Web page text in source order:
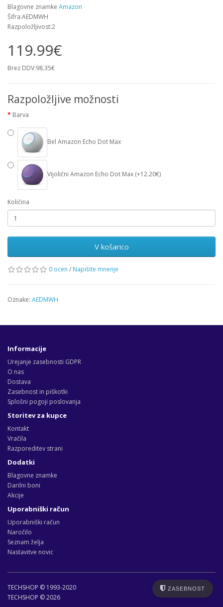
Blagovne znamke Amazon
Šifra:AEDMWH
Razpoložljivost:2
119.99€
Brez DDV:98.35€
Razpoložljive možnosti
Barva
Bel Amazon Echo Dot Max
Vijolični Amazon Echo Dot Max (+12.20€)
Količina
V košarico
0 ocen / Napišite mnenje
Oznake: AEDMWH
Informacije
Urejanje zasebnosti GDPR
O nas
Dostava
Zasebnost in piškotki
Splošni pogoji poslovanja
Storitev za kupce
Kontakt
Vračila
Razporeditev strani
Dodatki
Blagovne znamke
Darilni boni
Akcije
Uporabniški račun
Uporabniški račun
Naročilo
Seznam želja
Nastavitve novic
TECHSHOP © 1993-2020
TECHSHOP © 2026
ZASEBNOST